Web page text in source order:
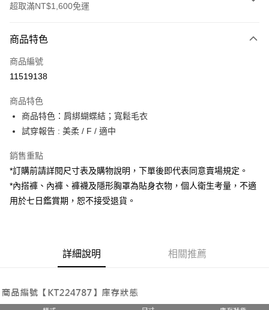
超取滿NT$1,600免運
信用卡一次付款
超商取貨付款
Apple Pay
街口支付
Google Pay
大哥付你分期
相關說明
法說明評估內容。
【繳款方式說明】
AFTEE先享後付是「在收到商品之後才付款」的支付方式。 讓您購物簡單
２．便利：只要手機號碼，簡訊認證，即可結帳。
全家取貨付款
商品特色
商品編號
11519138
商品特色
商品特色：肩綁蝴蝶結；寬鬆毛衣
試穿報告 : 美柔 / F / 適中
銷售重點
*訂購前請詳閱尺寸表及購物說明，下單後即代表同意賣場規定。
*內搭褲、內褲、褲襪及隱形胸罩為貼身衣物，個人衛生考量，不適
用於七日鑑賞期，恕不接受退貨。
詳細說明 相關推薦